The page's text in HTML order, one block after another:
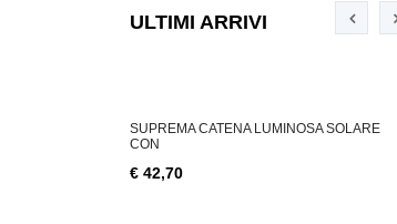
ULTIMI ARRIVI
SUPREMA CATENA LUMINOSA SOLARE
CON
€ 42,70